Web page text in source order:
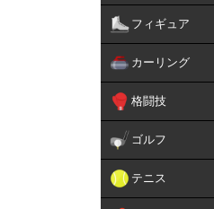
フィギュア
カーリング
格闘技
ゴルフ
テニス